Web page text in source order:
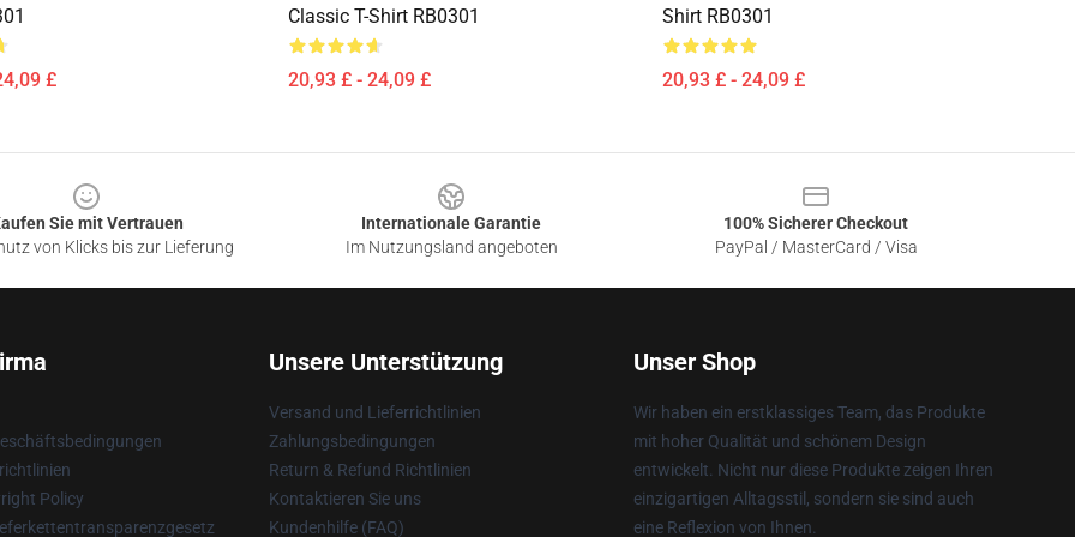
£
Classic T-Shirt RB0301
20,93 £ - 24,09 £
Shirt RB0301
20,93 £ - 24,09 £
Sie mit Vertrauen
von Klicks bis zur Lieferung
Internationale Garantie
Im Nutzungsland angeboten
100% Sicherer Checkout
PayPal / MasterCard / Visa
Policy
Unsere Unterstützung
Versand und Lieferrichtlinien
Zahlungsbedingungen
Return & Refund Richtlinien
Kontaktieren Sie uns
Kundenhilfe (FAQ)
Unser Shop
Wir haben ein erstklassiges Team, das Produkte
mit hoher Qualität und schönem Design
entwickelt. Nicht nur diese Produkte zeigen Ihren
einzigartigen Alltagsstil, sondern sie sind auch
eine Reflexion von Ihnen.